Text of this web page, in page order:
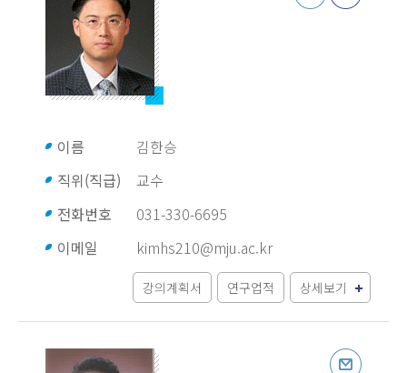
이름
김한승
직위(직급)
교수
전화번호
031-330-6695
이메일
kimhs210@mju.ac.kr
강의계획서 연구업적 상세보기